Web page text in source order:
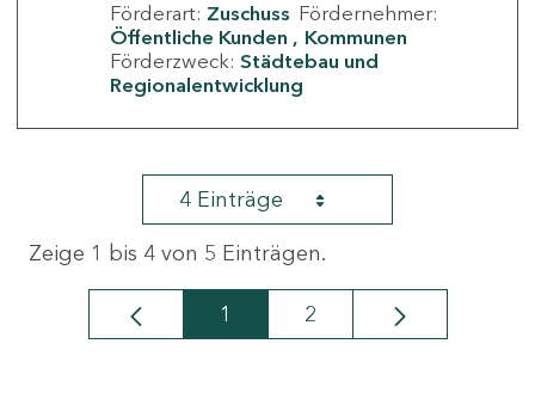
Förderart: Zuschuss Fördernehmer:
Öffentliche Kunden
Kommunen
Förderzweck: Städtebau und
Regionalentwicklung
4 Einträge
Zeige 1 bis 4 von 5 Einträgen.
Seite
1 Seite
2